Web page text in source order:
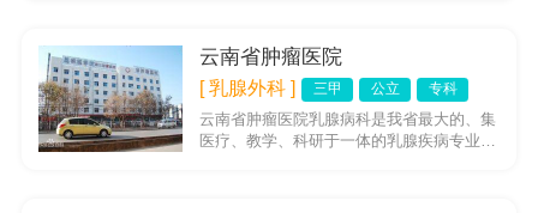
云南省肿瘤医院
[ 乳腺外科 ] 三甲 公立 专科
云南省肿瘤医院乳腺病科是我省最大的、集
医疗、教学、科研于一体的乳腺疾病专业科